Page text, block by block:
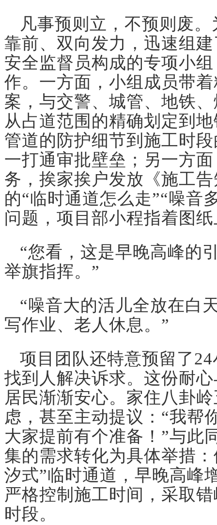
凡事预则立，不预则废
靠前、双向发力，迅速组
安全监督员构成的专项小
作。一方面，小组成员带
案，与交警、城管、地铁
从占道范围的精确划定到
管道的防护细节到施工时
一打通审批壁垒；另一方
务，挨家挨户发放《施工
的“临时通道怎么走”“噪音
问题，项目部小程指着图
“您看，这是早晚高峰的
举旗指挥。”
“噪音大的活儿全放在白
写作业、老人休息。”
项目团队还特意预留了
找到人解决诉求。这份耐
居民渐渐安心。家住八卦
虑，甚至主动提议：“我帮
大家提前有个准备！”与此
集的需求转化为具体举措
汐式”临时通道，早晚高峰
严格控制施工时间，采取
时段。